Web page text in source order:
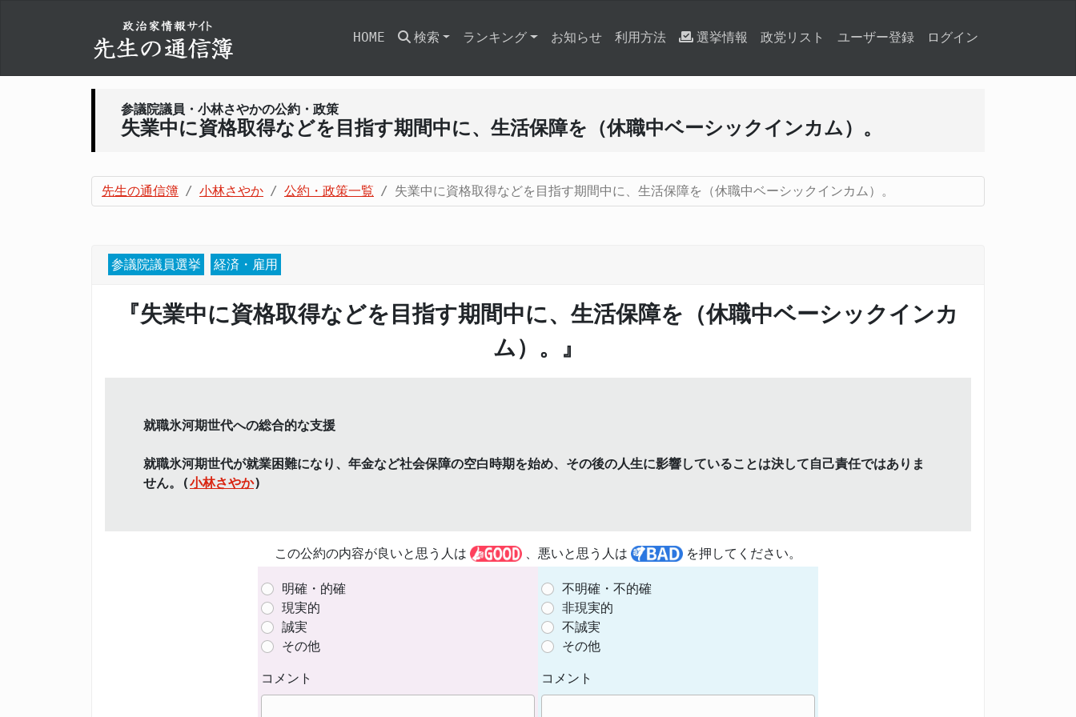
HOME 検索 ランキング お知らせ 利用方法 選挙情報 政党リスト ユーザー登録 ログイン
参議院議員・小林さやかの公約・政策
失業中に資格取得などを目指す期間中に、生活保障を（休職中ベーシックインカム）。
先生の通信簿 小林さやか 公約・政策一覧 失業中に資格取得などを目指す期間中に、生活保障を（休職中ベーシックインカム）。
参議院議員選挙 経済・雇用
『失業中に資格取得などを目指す期間中に、生活保障を（休職中ベーシックインカ
ム）。』
就職氷河期世代への総合的な支援
就職氷河期世代が就業困難になり、年金など社会保障の空白時期を始め、その後の人生に影響していることは決して自己責任ではありま
せん。(小林さやか)
この公約の内容が良いと思う人は 、悪いと思う人は を押してください。
明確・的確
現実的
誠実
その他
コメント
不明確・不的確
非現実的
不誠実
その他
コメント